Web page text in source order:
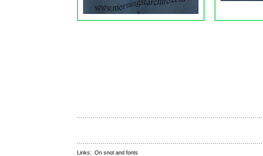
Links: On snot and fonts